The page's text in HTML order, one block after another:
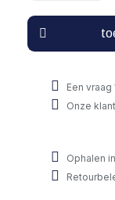
Een vraag
Onze
Ophalen